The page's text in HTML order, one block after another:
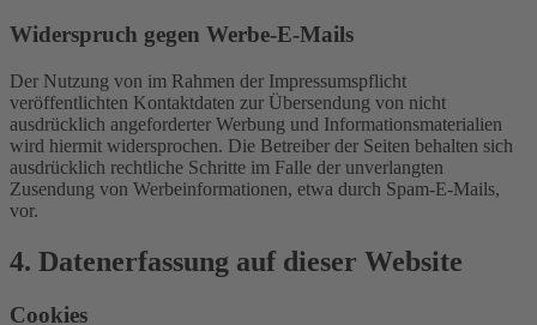
Widerspruch gegen Werbe-E-Mails
Der Nutzung von im Rahmen der Impressumspflicht
veröffentlichten Kontaktdaten zur Übersendung von nicht
ausdrücklich angeforderter Werbung und Informationsmaterialien
wird hiermit widersprochen. Die Betreiber der Seiten behalten sich
ausdrücklich rechtliche Schritte im Falle der unverlangten
Zusendung von Werbeinformationen, etwa durch Spam-E-Mails,
vor.
4. Datenerfassung auf dieser Website
Cookies